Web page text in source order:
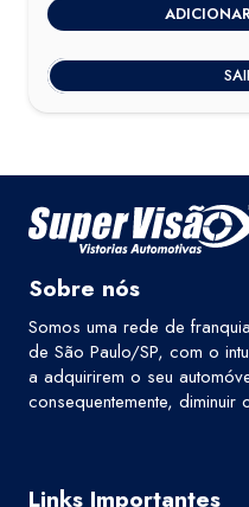
Sobre nós
Somos uma rede de
de São Paulo/SP, com o
a adquirirem o seu
consequentemente,
Links Importantes